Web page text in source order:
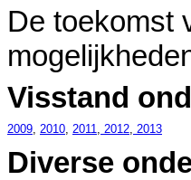
De toekomst
Visstand
2009, 2010, 2011, 2012, 2013
Diverse